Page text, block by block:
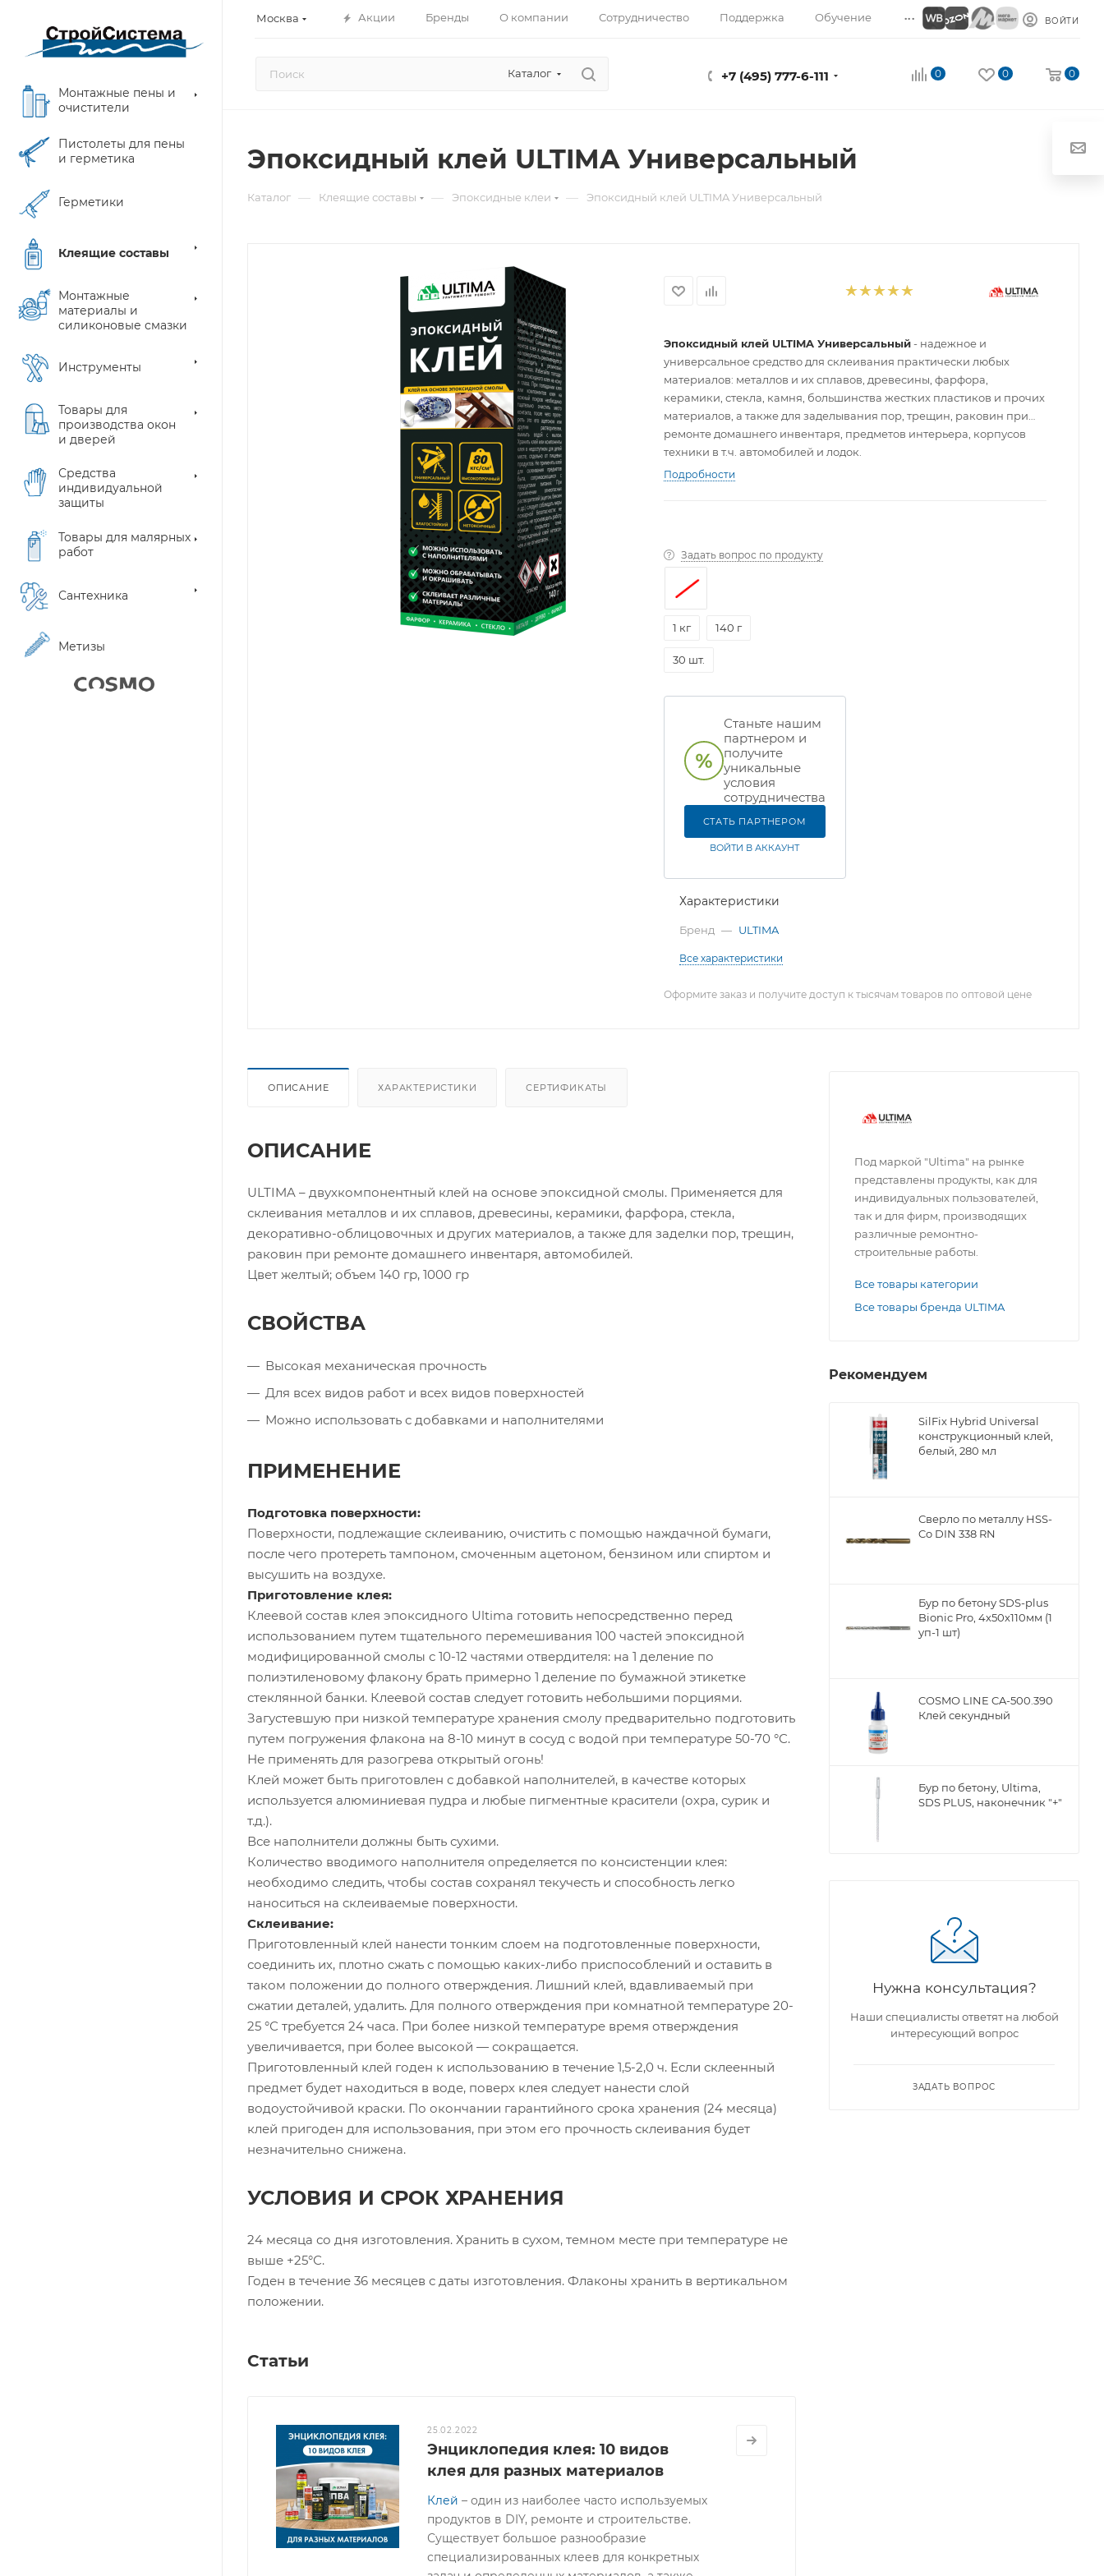
Москва Акции Бренды О компании Сотрудничество Поддержка Обучение ... ВОЙТИ
Каталог +7 (495) 777-6-111 0 0 0
Монтажные пены и
очистители
Пистолеты для пены
и герметика
Герметики
Клеящие составы
Монтажные
материалы и
силиконовые смазки
Инструменты
Товары для
производства окон
и дверей
Средства
индивидуальной
защиты
Товары для малярных
работ
Сантехника
Метизы
Эпоксидный клей ULTIMA Универсальный
Каталог — Клеящие составы — Эпоксидные клеи — Эпоксидный клей ULTIMA Универсальный
Эпоксидный клей ULTIMA Универсальный- надежное и
универсальное средство для склеивания практически любых
материалов: металлов и их сплавов, древесины, фарфора,
керамики, стекла, камня, большинства жестких пластиков и прочих
материалов, а также для заделывания пор, трещин, раковин при
ремонте домашнего инвентаря, предметов интерьера, корпусов
техники в т.ч. автомобилей и лодок.
Подробности
Задать вопрос по продукту
1 кг 140 г
30 шт.
Станьте нашим
партнером и
получите
уникальные
условия
сотрудничества
СТАТЬ ПАРТНЕРОМ
ВОЙТИ В АККАУНТ
Характеристики
Бренд — ULTIMA
Все характеристики
Оформите заказ и получите доступ к тысячам товаров по оптовой цене
ОПИСАНИЕ ХАРАКТЕРИСТИКИ СЕРТИФИКАТЫ
ОПИСАНИЕ
ULTIMA – двухкомпонентный клей на основе эпоксидной смолы. Применяется для
склеивания металлов и их сплавов, древесины, керамики, фарфора, стекла,
декоративно-облицовочных и других материалов, а также для заделки пор, трещин,
раковин при ремонте домашнего инвентаря, автомобилей.
Цвет желтый; объем 140 гр, 1000 гр
СВОЙСТВА
Высокая механическая прочность
Для всех видов работ и всех видов поверхностей
Можно использовать с добавками и наполнителями
ПРИМЕНЕНИЕ
Подготовка поверхности:
Поверхности, подлежащие склеиванию, очистить с помощью наждачной бумаги,
после чего протереть тампоном, смоченным ацетоном, бензином или спиртом и
высушить на воздухе.
Приготовление клея:
Клеевой состав клея эпоксидного Ultima готовить непосредственно перед
использованием путем тщательного перемешивания 100 частей эпоксидной
модифицированной смолы с 10-12 частями отвердителя: на 1 деление по
полиэтиленовому флакону брать примерно 1 деление по бумажной этикетке
стеклянной банки. Клеевой состав следует готовить небольшими порциями.
Загустевшую при низкой температуре хранения смолу предварительно подготовить
путем погружения флакона на 8-10 минут в сосуд с водой при температуре 50-70 °С.
Не применять для разогрева открытый огонь!
Клей может быть приготовлен с добавкой наполнителей, в качестве которых
используется алюминиевая пудра и любые пигментные красители (охра, сурик и
т.д.).
Все наполнители должны быть сухими.
Количество вводимого наполнителя определяется по консистенции клея:
необходимо следить, чтобы состав сохранял текучесть и способность легко
наноситься на склеиваемые поверхности.
Склеивание:
Приготовленный клей нанести тонким слоем на подготовленные поверхности,
соединить их, плотно сжать с помощью каких-либо приспособлений и оставить в
таком положении до полного отверждения. Лишний клей, вдавливаемый при
сжатии деталей, удалить. Для полного отверждения при комнатной температуре 20-
25 °С требуется 24 часа. При более низкой температуре время отверждения
увеличивается, при более высокой — сокращается.
Приготовленный клей годен к использованию в течение 1,5-2,0 ч. Если склеенный
предмет будет находиться в воде, поверх клея следует нанести слой
водоустойчивой краски. По окончании гарантийного срока хранения (24 месяца)
клей пригоден для использования, при этом его прочность склеивания будет
незначительно снижена.
УСЛОВИЯ И СРОК ХРАНЕНИЯ
24 месяца со дня изготовления. Хранить в сухом, темном месте при температуре не
выше +25°С.
Годен в течение 36 месяцев с даты изготовления. Флаконы хранить в вертикальном
положении.
Статьи
25.02.2022
Энциклопедия клея: 10 видов
клея для разных материалов
Клей– один из наиболее часто используемых
продуктов в DIY, ремонте и строительстве.
Существует большое разнообразие
специализированных клеев для конкретных
Под маркой "Ultima" на рынке
представлены продукты, как для
индивидуальных пользователей,
так и для фирм, производящих
различные ремонтно-
строительные работы.
Все товары категории
Все товары бренда ULTIMA
Рекомендуем
SilFix Hybrid Universal
конструкционный клей,
белый, 280 мл
Сверло по металлу НSS-
Co DIN 338 RN
Бур по бетону SDS-plus
Bionic Pro, 4х50х110мм (1
уп-1 шт)
COSMO LINE CA-500.390
Клей секундный
Бур по бетону, Ultima,
SDS PLUS, наконечник "+"
Нужна консультация?
Наши специалисты ответят на любой
интересующий вопрос
ЗАДАТЬ ВОПРОС